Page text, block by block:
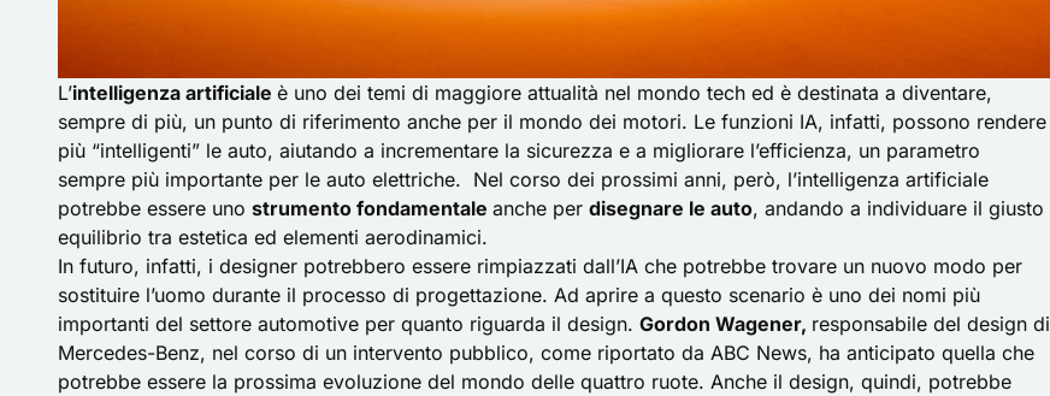
L’intelligenza artificiale è uno dei temi di maggiore attualità nel mondo tech ed è destinata a diventare,
sempre di più, un punto di riferimento anche per il mondo dei motori. Le funzioni IA, infatti, possono rendere
più “intelligenti” le auto, aiutando a incrementare la sicurezza e a migliorare l’efficienza, un parametro
sempre più importante per le auto elettriche. Nel corso dei prossimi anni, però, l’intelligenza artificiale
potrebbe essere uno strumento fondamentale anche per disegnare le auto, andando a individuare il giusto
equilibrio tra estetica ed elementi aerodinamici.
In futuro, infatti, i designer potrebbero essere rimpiazzati dall’IA che potrebbe trovare un nuovo modo per
sostituire l’uomo durante il processo di progettazione. Ad aprire a questo scenario è uno dei nomi più
importanti del settore automotive per quanto riguarda il design. Gordon Wagener, responsabile del design di
Mercedes-Benz, nel corso di un intervento pubblico, come riportato da ABC News, ha anticipato quella che
potrebbe essere la prossima evoluzione del mondo delle quattro ruote. Anche il design, quindi, potrebbe